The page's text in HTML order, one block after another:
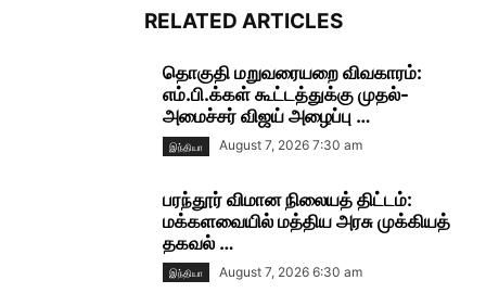
RELATED ARTICLES
தொகுதி மறுவரையறை விவகாரம்:
எம்.பி.க்கள் கூட்டத்துக்கு முதல்-
அமைச்சர் விஜய் அழைப்பு …
இந்தியா August 7, 2026 7:30 am
பரந்தூர் விமான நிலையத் திட்டம்:
மக்களவையில் மத்திய அரசு முக்கியத்
தகவல் …
இந்தியா August 7, 2026 6:30 am